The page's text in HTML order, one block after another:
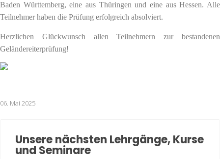
Baden Württemberg, eine aus Thüringen und eine aus Hessen. Alle
Teilnehmer haben die Prüfung erfolgreich absolviert.
Herzlichen Glückwunsch allen Teilnehmern zur bestandenen
Geländereiterprüfung!
06. Mai 2025
Unsere nächsten Lehrgänge, Kurse
und Seminare